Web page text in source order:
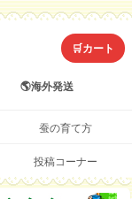
🛒カート
🌎海外発送
蚕の育て方
投稿コーナー